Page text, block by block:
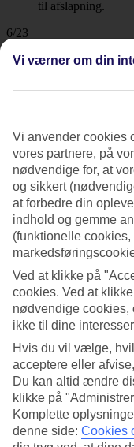
6/23
8/23
9/23
10/23
11/23
12/23
Vi værner om din
Vi anvender cookies
vores partnere, på
nødvendige for, at
og sikkert
at forbedre din
indhold og gemme
(funktionelle
Ved at klikke på
cookies. Ved at
nødvendige cookies,
ikke til dine
Hvis du vil vælge,
acceptere eller
Du kan altid ændre
klikke på
Komplette
denne side: Cookies